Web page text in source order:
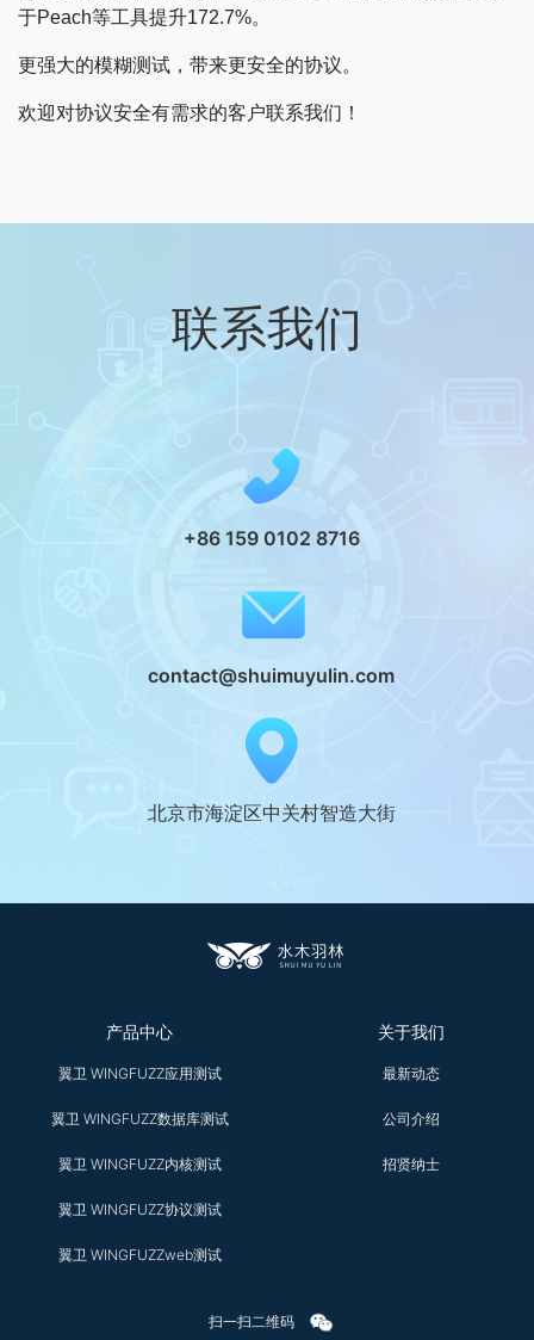
于Peach等工具提升172.7%。
更强大的模糊测试，带来更安全的协议。
欢迎对协议安全有需求的客户联系我们！
联系我们
+86 159 0102 8716
contact@shuimuyulin.com
北京市海淀区中关村智造大街
产品中心
翼卫 WINGFUZZ应用测试
翼卫 WINGFUZZ数据库测试
翼卫 WINGFUZZ内核测试
翼卫 WINGFUZZ协议测试
翼卫 WINGFUZZweb测试
关于我们
最新动态
公司介绍
招贤纳士
扫一扫二维码